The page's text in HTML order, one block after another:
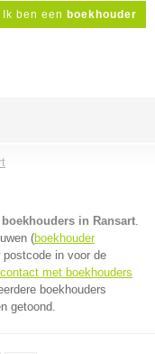
Ik ben een boekhouder
boekhouders in Ransart.
(boekhouder
postcode in voor de
met boekhouders
boekhouders
getoond.